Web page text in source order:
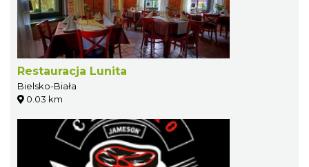
Restauracja Lunita
Bielsko-Biała
0.03 km